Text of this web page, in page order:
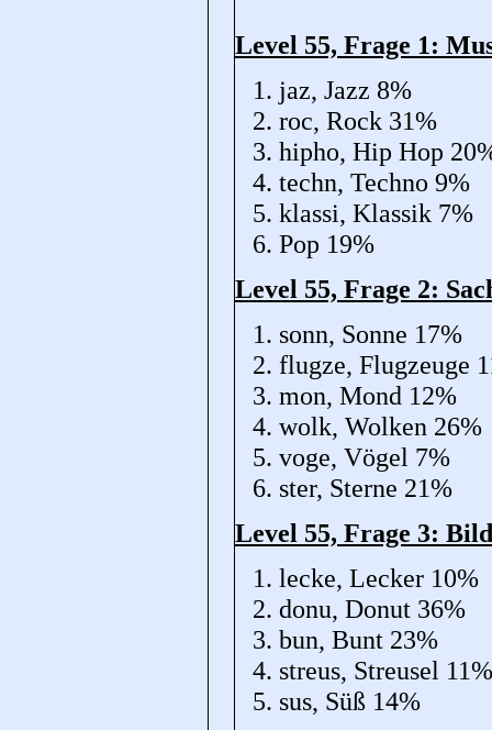
Level 55, Frage 1:
jaz, Jazz 8%
roc, Rock 31%
hipho, Hip Hop
techn, Techno 9%
klassi, Klassik 7%
Pop 19%
Level 55, Frage 2:
sonn, Sonne 17%
flugze, Flugzeuge
mon, Mond 12%
wolk, Wolken 26%
voge, Vögel 7%
ster, Sterne 21%
Level 55, Frage 3:
lecke, Lecker 10%
donu, Donut 36%
bun, Bunt 23%
streus, Streusel 11%
sus, Süß 14%